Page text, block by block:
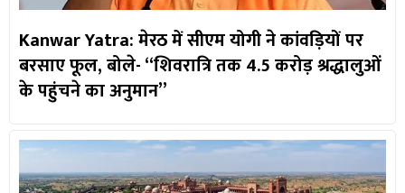
Kanwar Yatra: मेरठ में सीएम योगी ने कांवड़ियों पर
बरसाए फूल, बोले- “शिवरात्रि तक 4.5 करोड़ श्रद्धालुओं
के पहुंचने का अनुमान”